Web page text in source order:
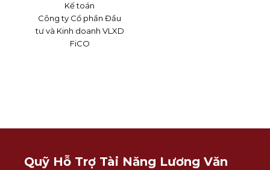
Kế toán
Công ty Cổ phần Đầu
tư và Kinh doanh VLXD
FiCO
Quỹ Hỗ Trợ Tài Năng Lương Văn